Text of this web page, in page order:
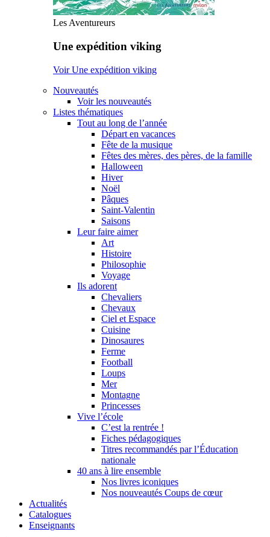
Les Aventureurs
Une expédition viking
Voir Une expédition viking
Nouveautés
Voir les nouveautés
Listes thématiques
Tout au long de l’année
Départ en vacances
Fête de la musique
Fêtes des mères, des pères, de la famille
Halloween
Hiver
Noël
Pâques
Saint-Valentin
Saisons
Leur faire aimer
Art
Histoire
Philosophie
Voyage
Ils adorent
Chevaliers
Chevaux
Ciel et Espace
Cuisine
Dinosaures
Ferme
Football
Loups
Mer
Montagne
Princesses
Vive l’école
C’est la rentrée !
Fiches pédagogiques
Titres recommandés par l’Éducation
nationale
40 ans à lire ensemble
Nos livres iconiques
Nos nouveautés Coups de cœur
Actualités
Catalogues
Enseignants